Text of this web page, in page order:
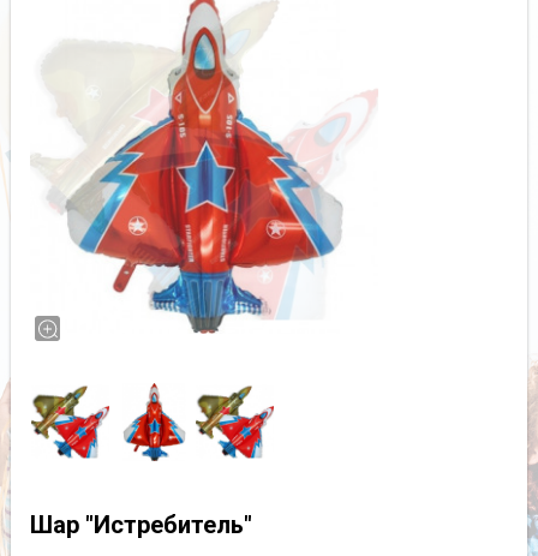
Шар "Истребитель"